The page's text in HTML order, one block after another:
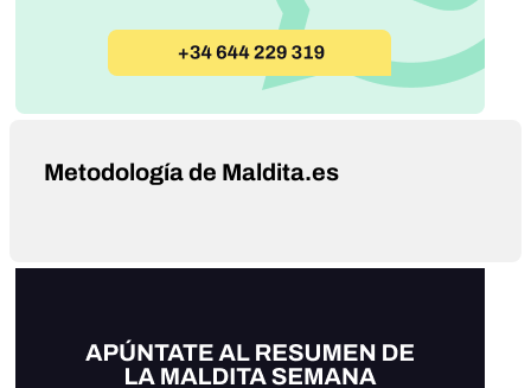
Metodología de Maldita.es